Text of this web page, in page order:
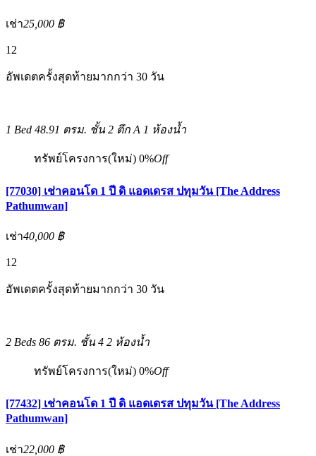
เช่า25,000 ฿
12
อัพเดตครั้งสุดท้ายมากกว่า 30 วัน
1 Bed 48.91 ตรม. ชั้น 2 ตึก A 1 ห้องน้ำ
ทรัพย์โครงการ(ใหม่) 0%Off
[77030] เช่าคอนโด 1 ปี ดิ แอดเดรส ปทุมวัน [The Address
Pathumwan]
เช่า40,000 ฿
12
อัพเดตครั้งสุดท้ายมากกว่า 30 วัน
2 Beds 86 ตรม. ชั้น 4 2 ห้องน้ำ
ทรัพย์โครงการ(ใหม่) 0%Off
[77432] เช่าคอนโด 1 ปี ดิ แอดเดรส ปทุมวัน [The Address
Pathumwan]
เช่า22,000 ฿